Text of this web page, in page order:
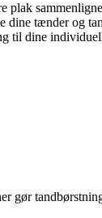
dine tænder og
til dine
gør